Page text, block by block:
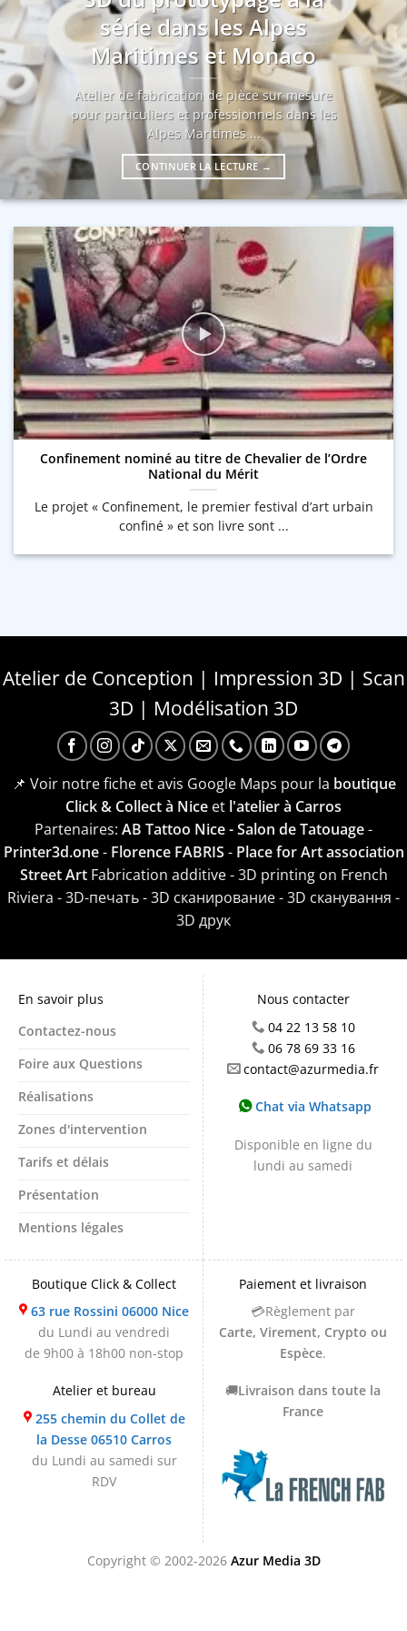
série dans les Alpes
Maritimes et Monaco
Atelier de fabrication de pièce sur mesure
pour particuliers et professionnels dans les
Alpes Maritimes ...
CONTINUER LA LECTURE →
Confinement nominé au titre de Chevalier de l’Ordre
National du Mérit
Le projet « Confinement, le premier festival d’art urbain
confiné » et son livre sont ...
Atelier de Conception | Impression 3D | Scan
3D | Modélisation 3D
📌 Voir notre fiche et avis Google Maps pour la boutique
Click & Collect à Nice et l'atelier à Carros
Partenaires: AB Tattoo Nice - Salon de Tatouage-
Printer3d.one- Florence FABRIS - Place for Art association
Street ArtFabrication additive - 3D printing on French
Riviera - 3D-печать - 3D сканирование - 3D сканування -
3D друк
En savoir plus
Contactez-nous
Foire aux Questions
Réalisations
Zones d'intervention
Tarifs et délais
Présentation
Mentions légales
Nous contacter
04 22 13 58 10
06 78 69 33 16
contact@azurmedia.fr
Chat via Whatsapp
Disponible en ligne du
lundi au samedi
Boutique Click & Collect
63 rue Rossini 06000 Nice
du Lundi au vendredi
de 9h00 à 18h00 non-stop
Atelier et bureau
255 chemin du Collet de
la Desse 06510 Carros
du Lundi au samedi sur
RDV
Paiement et livraison
💳Règlement par
Carte, Virement, Crypto ou
Espèce.
🚚Livraison dans toute la
France
Copyright © 2002-2026 Azur Media 3D